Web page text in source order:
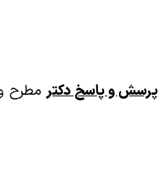
پرسش و پاسخ دکتر مطرح